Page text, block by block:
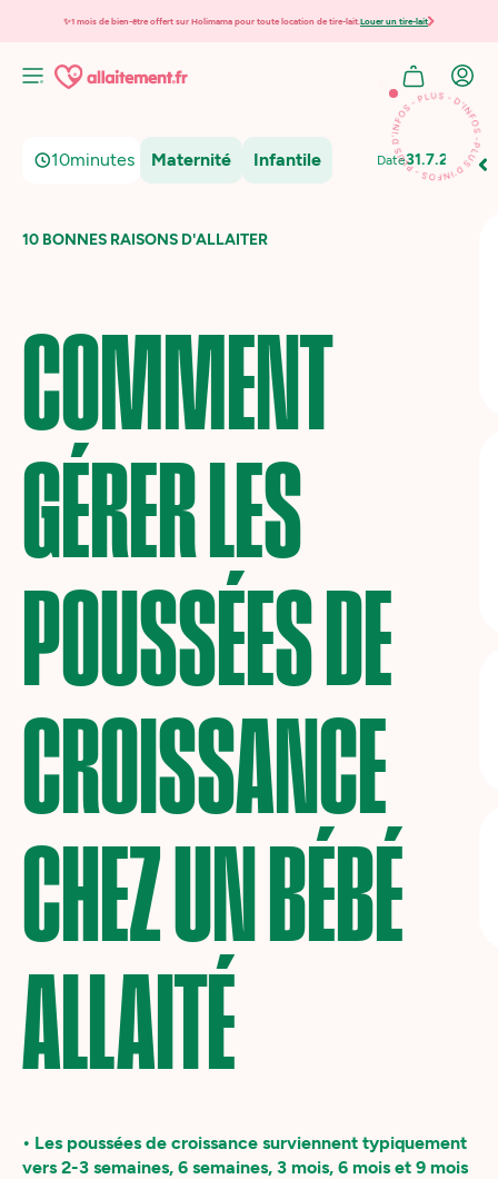
✨1 mois de bien-être offert sur Holimama pour toute location de tire-lait.Louer un tire-lait
10minutes Maternité Infantile Date31.7.2025
10 BONNES RAISONS D'ALLAITER
COMMENT
GÉRER LES
POUSSÉES DE
CROISSANCE
CHEZ UN BÉBÉ
ALLAITÉ
• Les poussées de croissance surviennent typiquement
vers 2-3 semaines, 6 semaines, 3 mois, 6 mois et 9 mois